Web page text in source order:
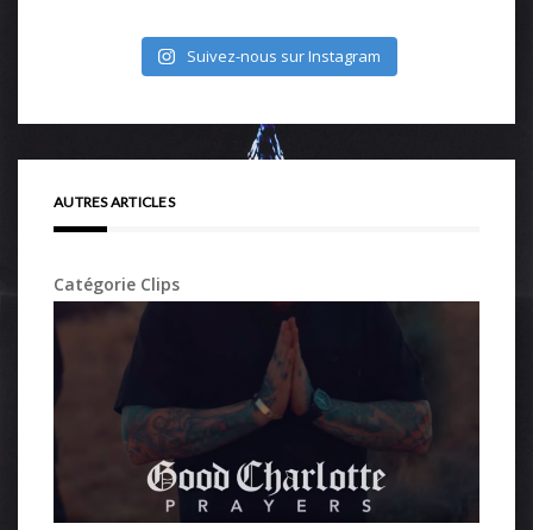
Suivez-nous sur Instagram
AUTRES ARTICLES
Catégorie Clips